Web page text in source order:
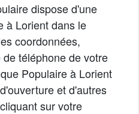
dispose d'une
à Lorient dans le
coordonnées,
téléphone de votre
Populaire à Lorient
et d'autres
sur votre